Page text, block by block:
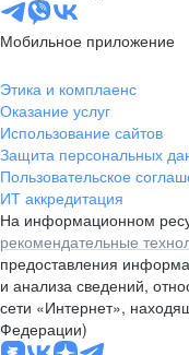
Мобильное приложение
Этика и комплаенс
Оказание услуг
Использование сайтов
Защита персональных
Пользовательское
ИТ аккредитация
На информационном
рекомендательные
предоставления
и анализа сведений,
сети «Интернет»,
Федерации)